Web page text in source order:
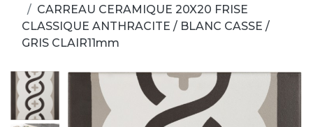
CARREAU CERAMIQUE 20X20 FRISE
CLASSIQUE ANTHRACITE / BLANC CASSE /
GRIS CLAIR11mm